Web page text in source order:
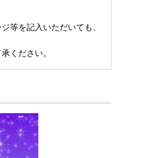
等を記入いただいても、
ください。